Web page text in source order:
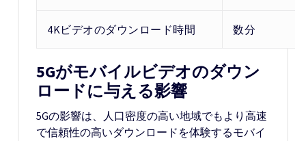
4Kビデオのダウンロード時間 数分
5Gがモバイルビデオのダウン
ロードに与える影響
5Gの影響は、人口密度の高い地域でもより高速
で信頼性の高いダウンロードを体験するモバイ